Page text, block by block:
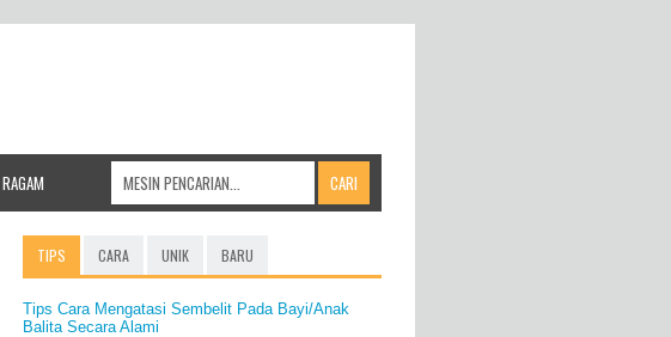
RAGAM
TIPS CARA UNIK BARU
Tips Cara Mengatasi Sembelit Pada Bayi/Anak
Balita Secara Alami